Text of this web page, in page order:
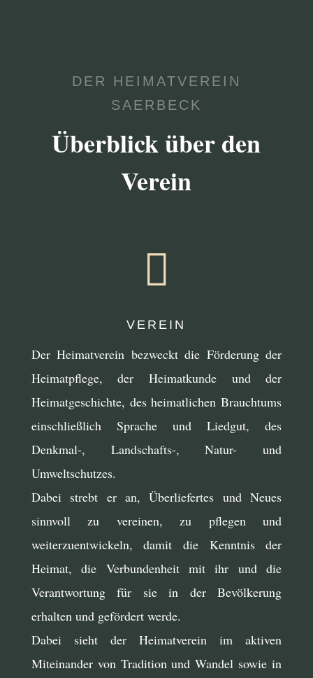
DER HEIMATVEREIN
SAERBECK
Überblick über den
Verein

VEREIN
Der Heimatverein bezweckt die Förderung der
Heimatpflege, der Heimatkunde und der
Heimatgeschichte, des heimatlichen Brauchtums
einschließlich Sprache und Liedgut, des
Denkmal-, Landschafts-, Natur- und
Umweltschutzes.
Dabei strebt er an, Überliefertes und Neues
sinnvoll zu vereinen, zu pflegen und
weiterzuentwickeln, damit die Kenntnis der
Heimat, die Verbundenheit mit ihr und die
Verantwortung für sie in der Bevölkerung
erhalten und gefördert werde.
Dabei sieht der Heimatverein im aktiven
Miteinander von Tradition und Wandel sowie in